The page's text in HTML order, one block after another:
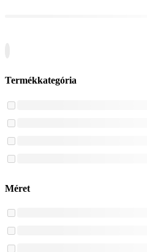
Termékkategória
Méret